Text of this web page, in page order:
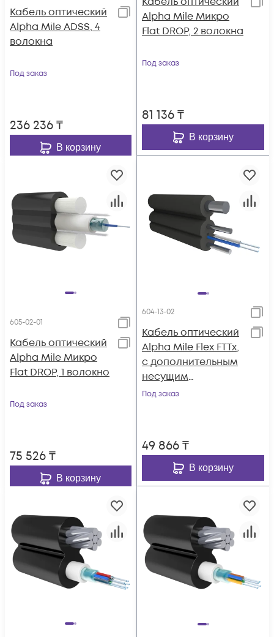
Кабель оптический
Alpha Mile ADSS, 4
волокна
Под заказ
236 236₸
В корзину
Alpha Mile Микро
Flat DROP, 2 волокна
Под заказ
81 136₸
В корзину
605-02-01
Кабель оптический
Alpha Mile Микро
Flat DROP, 1 волокно
Под заказ
75 526₸
В корзину
604-13-02
Кабель оптический
Alpha Mile Flex FTTx,
с дополнительным
несущим
элементом
Под заказ
49 866₸
В корзину